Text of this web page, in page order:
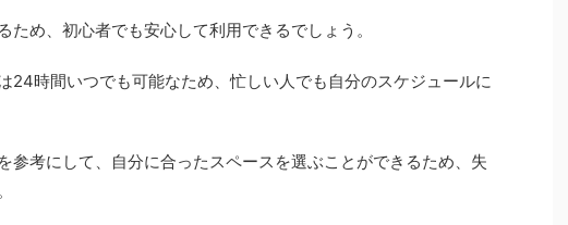
ため、初心者でも安心して利用できるでしょう。
24時間いつでも可能なため、忙しい人でも自分のスケジュールに
参考にして、自分に合ったスペースを選ぶことができるため、失